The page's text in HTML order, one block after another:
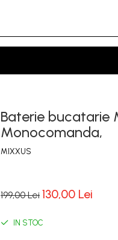
Baterie bucatarie
Monocomanda,
MIXXUS
199,00 Lei 130,00 Lei
IN STOC